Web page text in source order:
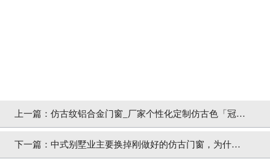
上一篇： 仿古纹铝合金门窗_厂家个性化定制仿古色「冠墅
阳光」
下一篇： 中式别墅业主要换掉刚做好的仿古门窗，为什么